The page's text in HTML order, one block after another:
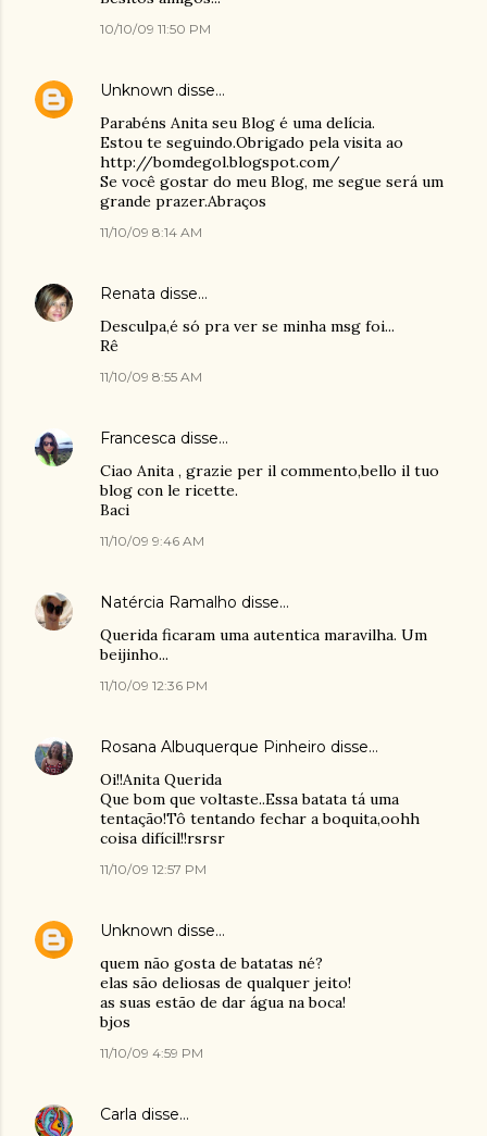
10/10/09 11:50 PM
Unknown disse…
Parabéns Anita seu Blog é uma delícia.
Estou te seguindo.Obrigado pela visita ao
http://bomdegol.blogspot.com/
Se você gostar do meu Blog, me segue será um
grande prazer.Abraços
11/10/09 8:14 AM
Renata disse…
Desculpa,é só pra ver se minha msg foi...
Rê
11/10/09 8:55 AM
Francesca disse…
Ciao Anita , grazie per il commento,bello il tuo
blog con le ricette.
Baci
11/10/09 9:46 AM
Natércia Ramalho disse…
Querida ficaram uma autentica maravilha. Um
beijinho...
11/10/09 12:36 PM
Rosana Albuquerque Pinheiro disse…
Oi!!Anita Querida
Que bom que voltaste..Essa batata tá uma
tentação!Tô tentando fechar a boquita,oohh
coisa difícil!!rsrsr
11/10/09 12:57 PM
Unknown disse…
quem não gosta de batatas né?
elas são deliosas de qualquer jeito!
as suas estão de dar água na boca!
bjos
11/10/09 4:59 PM
Carla disse…